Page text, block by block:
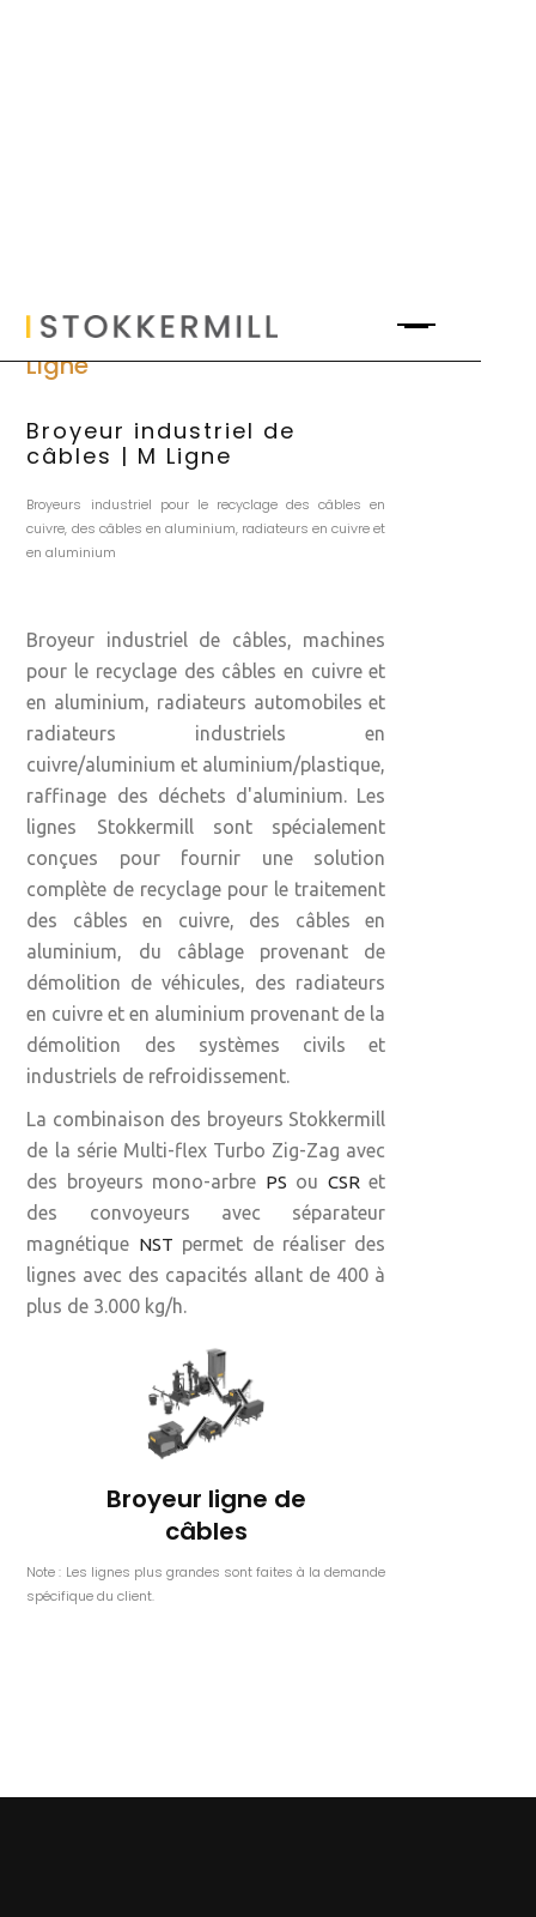
Ligne
Broyeur industriel de
câbles | M Ligne
Broyeurs industriel pour le recyclage des câbles en
cuivre, des câbles en aluminium, radiateurs en cuivre et
en aluminium
Broyeur industriel de câbles, machines
pour le recyclage des câbles en cuivre et
en aluminium, radiateurs automobiles et
radiateurs industriels en
cuivre/aluminium et aluminium/plastique,
raffinage des déchets d'aluminium. Les
lignes Stokkermill sont spécialement
conçues pour fournir une solution
complète de recyclage pour le traitement
des câbles en cuivre, des câbles en
aluminium, du câblage provenant de
démolition de véhicules, des radiateurs
en cuivre et en aluminium provenant de la
démolition des systèmes civils et
industriels de refroidissement.
La combinaison des broyeurs Stokkermill
de la série Multi-flex Turbo Zig-Zag avec
des broyeurs mono-arbre PS ou CSR et
des convoyeurs avec séparateur
magnétique NST permet de réaliser des
lignes avec des capacités allant de 400 à
plus de 3.000 kg/h.
Broyeur ligne de
câbles
Note : Les lignes plus grandes sont faites à la demande
spécifique du client.